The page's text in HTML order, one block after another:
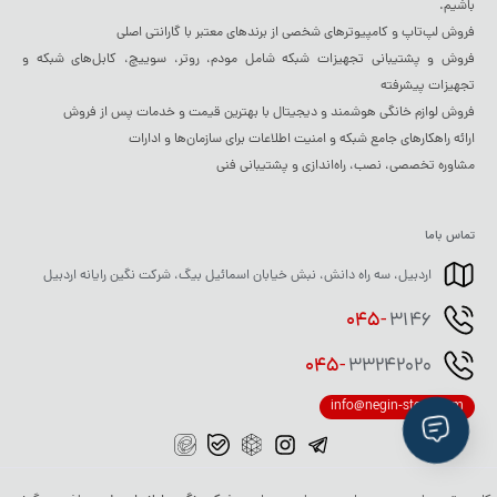
باشیم.
فروش لپ‌تاپ و کامپیوترهای شخصی از برندهای معتبر با گارانتی اصلی
فروش و پشتیبانی تجهیزات شبکه شامل مودم، روتر، سوییچ، کابل‌های شبکه و
تجهیزات پیشرفته
فروش لوازم خانگی هوشمند و دیجیتال با بهترین قیمت و خدمات پس از فروش
ارائه راهکارهای جامع شبکه و امنیت اطلاعات برای سازمان‌ها و ادارات
مشاوره تخصصی، نصب، راه‌اندازی و پشتیبانی فنی
تماس باما
اردبیل، سه راه دانش، نبش خیابان اسمائیل بیگ، شرکت نگین رایانه اردبیل
045-3146
045-33242020
info@negin-store.com